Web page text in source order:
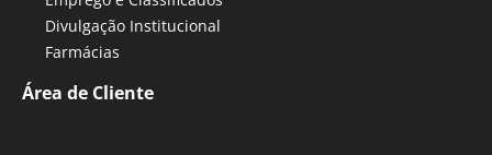
Divulgação Institucional
Farmácias
Área de Cliente